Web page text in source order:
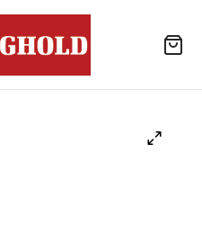
สกรูยึดหลังคา